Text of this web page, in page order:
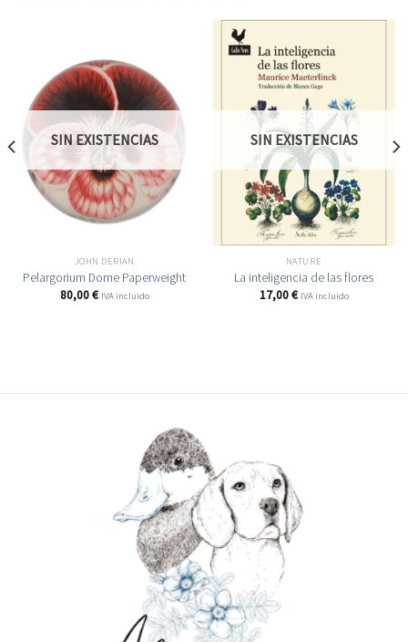
SIN EXISTENCIAS
JOHN DERIAN
Pelargorium Dome Paperweight
80,00€ IVA incluido
SIN EXISTENCIAS
NATURE
La inteligencia de las flores
17,00€ IVA incluido